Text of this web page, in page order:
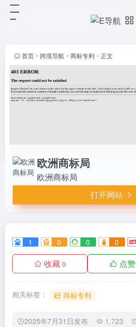
首页 • 跨境导航 • 商标专利 • 正文
欧洲商标局
欧洲商标局
打开网站
1 0 0 0
收藏 0 点赞
相关标签： 商标专利
2025年7月31日发布 1,723